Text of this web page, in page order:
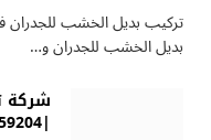
تركيب بديل الخشب
بديل الخشب للجدران و…
شركة
|0528959204